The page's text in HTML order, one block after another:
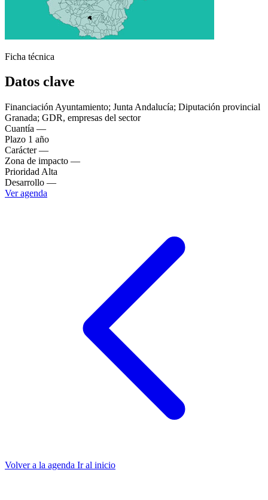
Ficha técnica
Datos clave
Financiación Ayuntamiento; Junta Andalucía; Diputación provincial
Granada; GDR, empresas del sector
Cuantía —
Plazo 1 año
Carácter —
Zona de impacto —
Prioridad Alta
Desarrollo —
Ver agenda
Volver a la agenda Ir al inicio